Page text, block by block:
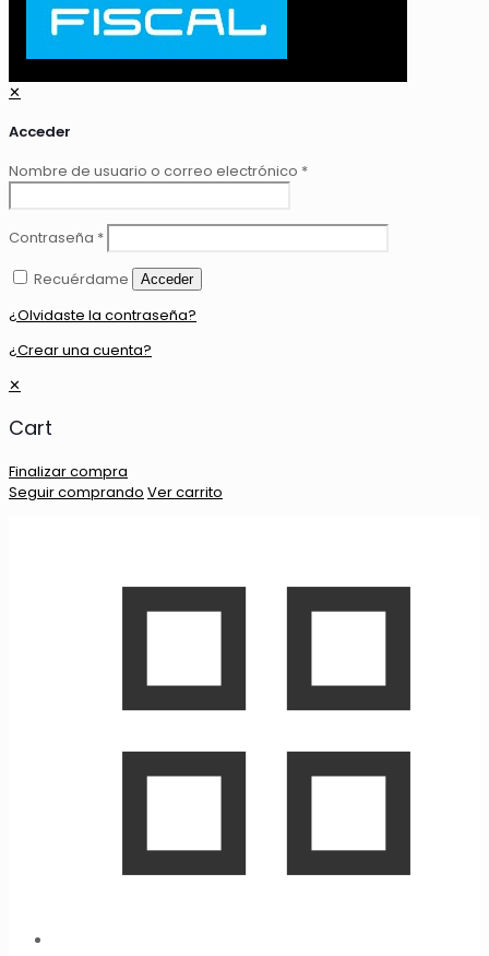
✕
Acceder
Nombre de usuario o correo electrónico *
Contraseña *
Recuérdame
Acceder
¿Olvidaste la contraseña?
¿Crear una cuenta?
✕
Cart
Finalizar compra
Seguir comprando Ver carrito